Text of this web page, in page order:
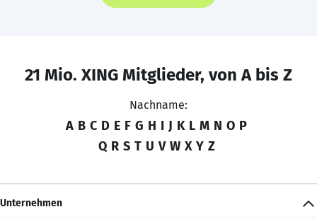
21 Mio. XING Mitglieder, von A bis Z
Nachname:
A B C D E F G H I J K L M N O P
Q R S T U V W X Y Z
Unternehmen